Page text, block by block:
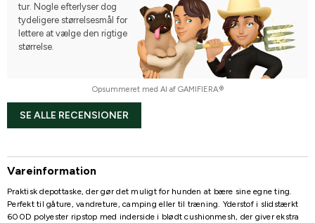
tur. Nogle efterlyser dog
tydeligere størrelsesmål for
lettere at vælge den rigtige
størrelse.
Opsummeret med AI af GAMIFIERA.®
SE ALLE RECENSIONER
Vareinformation
Praktisk depottaske, der gør det muligt for hunden at bære sine egne ting.
Perfekt til gåture, vandreture, camping eller til træning. Yderstof i slidstærkt
600D polyester ripstop med inderside i blødt cushionmesh, der giver ekstra